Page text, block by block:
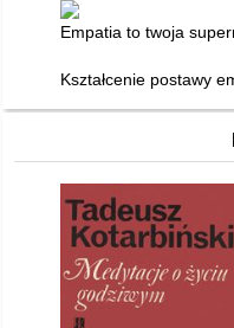
Empatia to twoja
Kształcenie postawy